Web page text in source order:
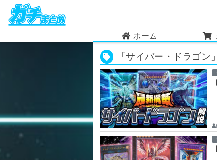
ホーム
「サイバー・ドラゴン